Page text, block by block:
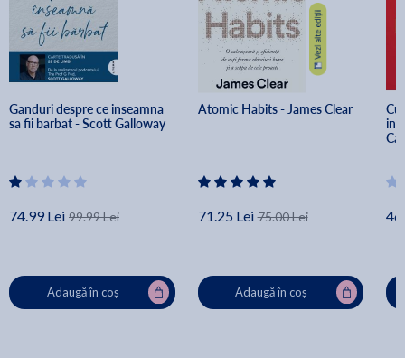
Ganduri despre ce inseamna
sa fii barbat - Scott Galloway
74.99 Lei 99.99 Lei
Adaugă în coș
Atomic Habits - James Clear
71.25 Lei 75.00 Lei
Adaugă în coș